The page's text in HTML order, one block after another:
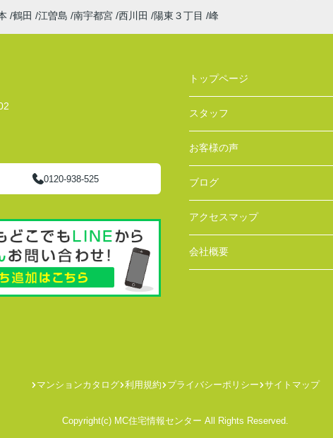
鶴田 江曽島 南宇都宮 西川田 陽東３丁目 峰
0120-938-525
トップページ
スタッフ
お客様の声
ブログ
アクセスマップ
会社概要
マンションカタログ 利用規約 プライバシーポリシー サイトマップ
Copyright(c) MC住宅情報センター All Rights Reserved.